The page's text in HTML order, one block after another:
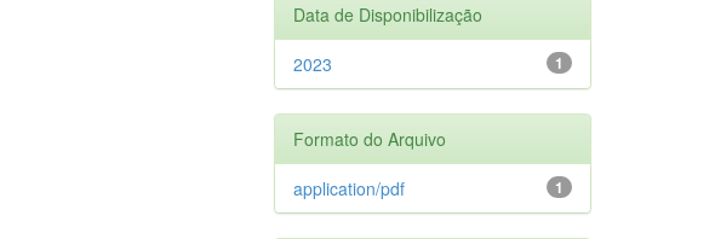
Data de Disponibilização
1
2023
Formato do Arquivo
1
application/pdf